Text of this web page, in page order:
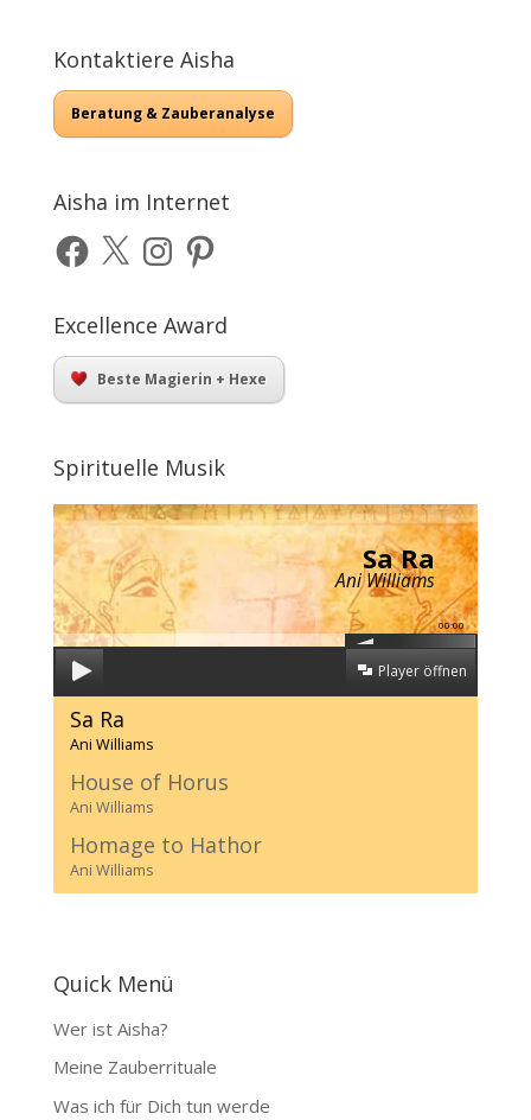
Kontaktiere Aisha
Beratung & Zauberanalyse
Aisha im Internet
Facebook
X InstagramPinterest
Excellence Award
Beste Magierin + Hexe
Spirituelle Musik
Sa Ra
Ani Williams
00:00
Player öffnen
Sa Ra
Ani Williams
House of Horus
Ani Williams
Homage to Hathor
Ani Williams
Quick Menü
Wer ist Aisha?
Meine Zauberrituale
Was ich für Dich tun werde